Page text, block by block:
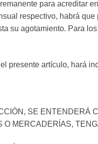
para acreditar
respectivo, habrá
su agotamiento. Para
presente artículo, hará
SE ENTENDERÁ
MERCADERÍAS,